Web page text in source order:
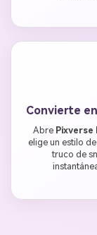
Convierte
Abre
elige un estilo
truco de